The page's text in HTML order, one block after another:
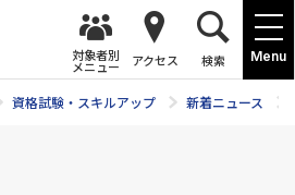
Menu
対象者別
メニュー アクセス 検索
資格試験・スキルアップ 新着ニュース